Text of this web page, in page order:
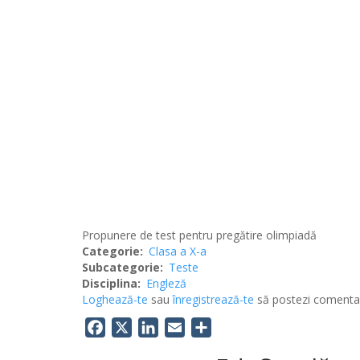
Propunere de test pentru pregătire olimpiadă
Categorie
Clasa a X-a
Subcategorie
Teste
Disciplina
Engleză
Loghează-te sauînregistrează-te să postezi
Facebook
X LinkedIn
Email